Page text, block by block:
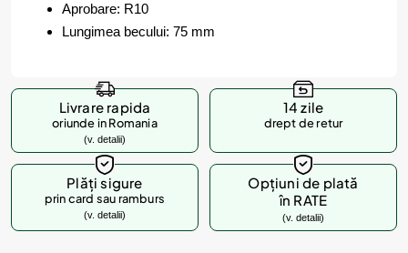
Aprobare: R10
Lungimea becului: 75 mm
Livrare rapida
oriunde in Romania
(v. detalii)
14 zile
drept de retur
Plăți sigure
prin card sau ramburs
(v. detalii)
Opțiuni de plată
în RATE
(v. detalii)